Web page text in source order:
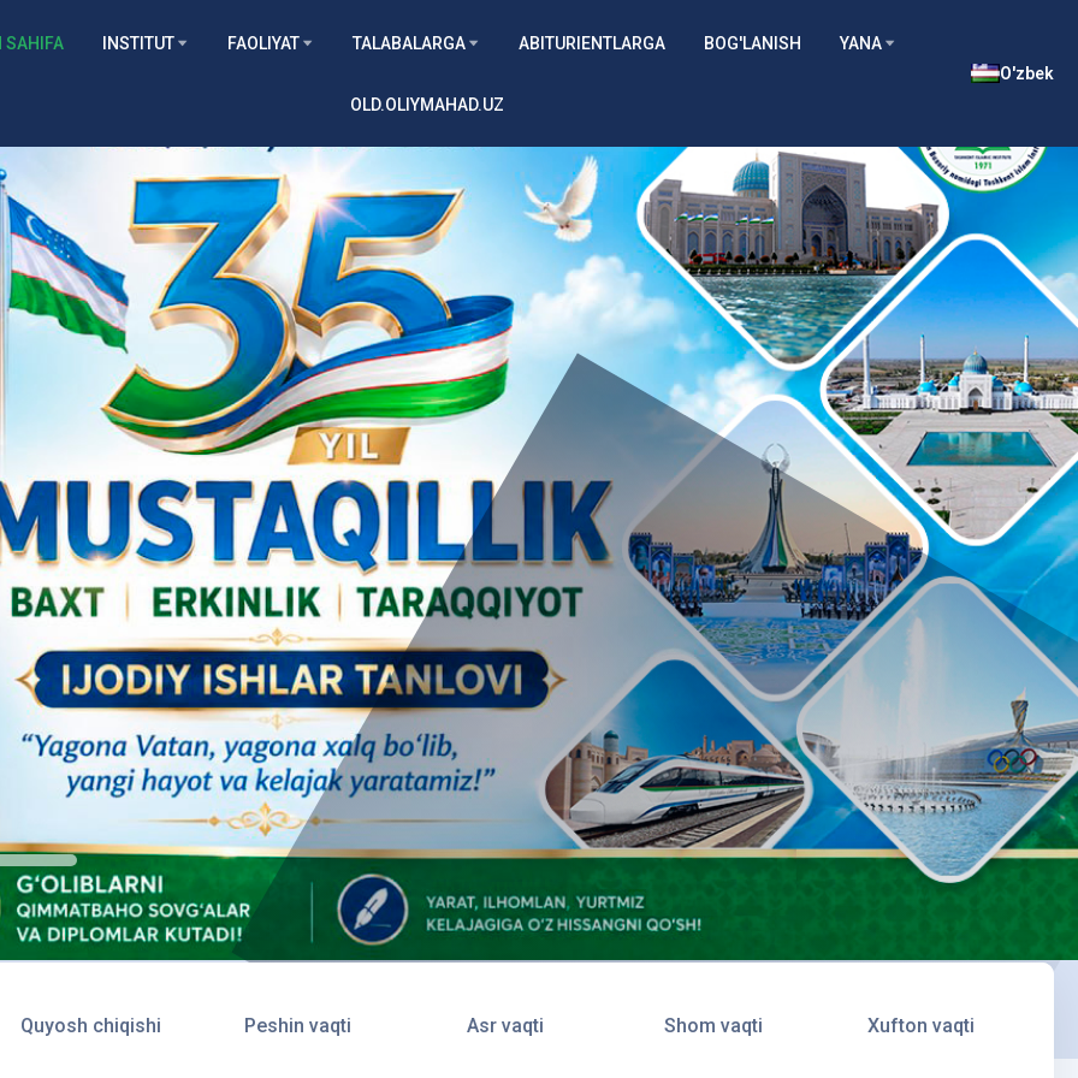
SAHIFA INSTITUT FAOLIYAT TALABALARGA ABITURIENTLARGA BOG'LANISH YANA
OLD.OLIYMAHAD.UZ
O'zbek
Quyosh chiqishi Peshin vaqti Asr vaqti Shom vaqti Xufton vaqti